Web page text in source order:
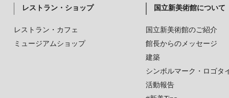
レストラン・ショップ
レストラン・カフェ
ミュージアムショップ
国立新美術館について
国立新美術館のご紹介
館長からのメッセージ
建築
シンボルマーク・ロゴタ
活動報告